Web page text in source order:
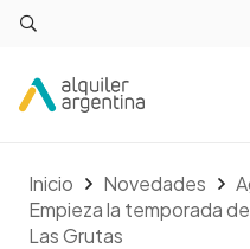
Inicio Novedades
Empieza la temporada
Las Grutas